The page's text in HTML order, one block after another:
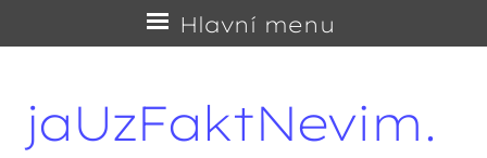
jaUzFaktNevim.
Hlavní menu
na